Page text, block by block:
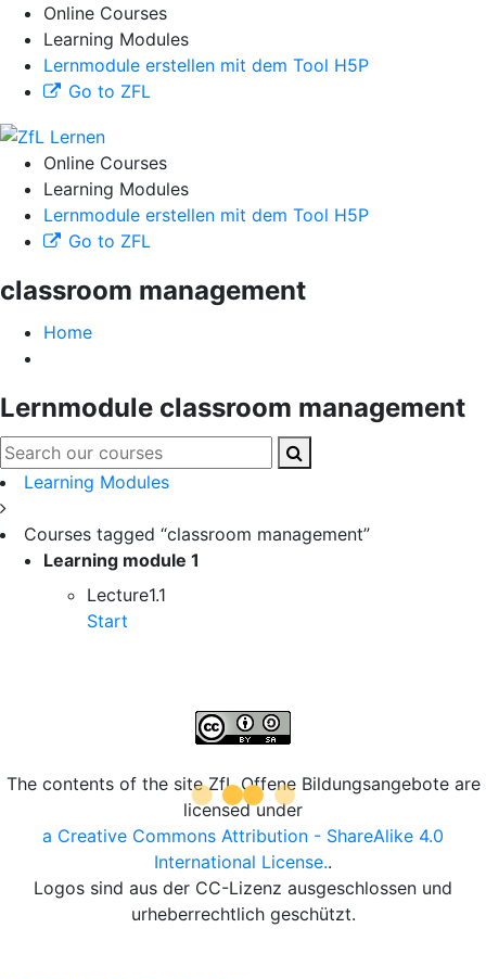
Online Courses
Learning Modules
Lernmodule erstellen mit dem Tool H5P
Go to ZFL
Online Courses
Learning Modules
Lernmodule erstellen mit dem Tool H5P
Go to ZFL
classroom management
Home
Lernmodule classroom management
Learning Modules
Courses tagged “classroom management”
Learning module 1
Lecture1.1
Start
The contents of the site ZfL Offene Bildungsangebote are
licensed under
a Creative Commons Attribution - ShareAlike 4.0
International License..
Logos sind aus der CC-Lizenz ausgeschlossen und
urheberrechtlich geschützt.